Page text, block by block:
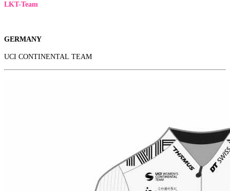
LKT-Team
GERMANY
UCI CONTINENTAL TEAM